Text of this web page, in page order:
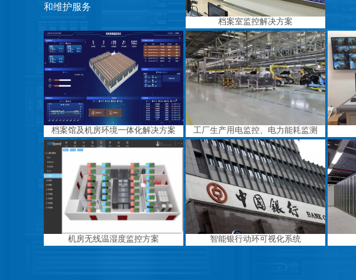
和维护服务
档案室监控解决方案
档案馆及机房环境一体化解决方案 工厂生产用电监控、电力能耗监测
机房无线温湿度监控方案 智能银行动环可视化系统